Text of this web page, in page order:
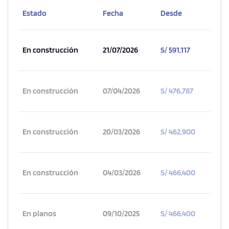
3 dorms.
S/ 1,154,527
Estado Fecha Desde
En construcción 21/07/2026 S/ 591,117
En construcción 07/04/2026 S/ 476,787
En construcción 20/03/2026 S/ 462,900
En construcción 04/03/2026 S/ 466,400
En planos 09/10/2025 S/ 466,400